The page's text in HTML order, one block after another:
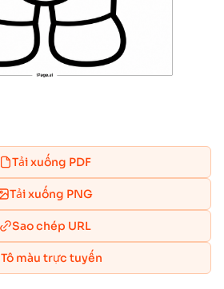
Tải xuống PDF
Tải xuống PNG
Sao chép URL
Tô màu trực tuyến